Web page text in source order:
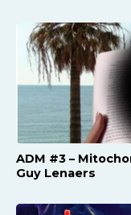
ADM #3 –
Guy Lenaers